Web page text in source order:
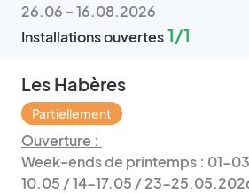
26.06 - 16.08.2026
Installations ouvertes1/1
Les Habères
Partiellement
Ouverture :
Week-ends de printemps : 01-
10.05 / 14-17.05 / 23-